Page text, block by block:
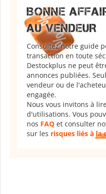
BONNE
AU VENDEUR
Consultez notre guide
transaction en toute
Destockplus ne peut
annonces publiées.
vendeur ou de
engagée.
Nous vous invitons à
d'utilisations. Vous
nos FAQ et consulter
sur les risques liés à la